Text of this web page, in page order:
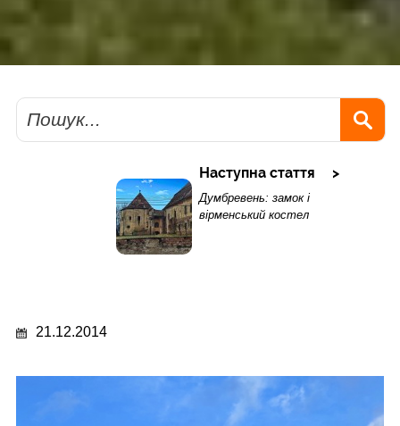
Пошук
Наступна стаття
Думбревень: замок і
вірменський костел
21.12.2014